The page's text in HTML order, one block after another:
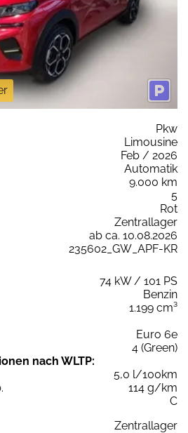
Pkw
Limousine
Feb / 2026
Automatik
9.000 km
5
Rot
Zentrallager
ab ca. 10.08.2026
235602_GW_APF-KR
74 kW / 101 PS
Benzin
1.199 cm³
Euro 6e
4 (Green)
nach WLTP:
5,0 l/100km
114 g/km
C
Zentrallager